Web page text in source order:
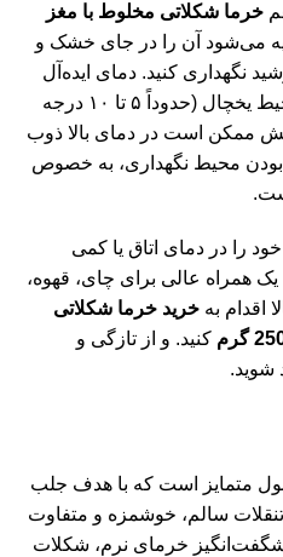
خرما شکلاتی مخلوط با مغز
می‌شود آن را در جای خشک و
نگهداری کنید. دمای ایده‌آل
برای نگهداری این محصول، محیط یخچال (حدوداً ۵ تا ۱۰ درجه
ممکن است در دمای بالا ذوب
بودن محیط نگهداری، به خصوص
را در دمای اتاق یا کمی
همراه عالی برای چای، قهوه،
اقدام به خرید خرما شکلاتی
کنید. و از تازگی و
شوید.
متمایز است که با هدف جلب
سالم، خوشمزه و متفاوت
خرمای نرم، شکلات